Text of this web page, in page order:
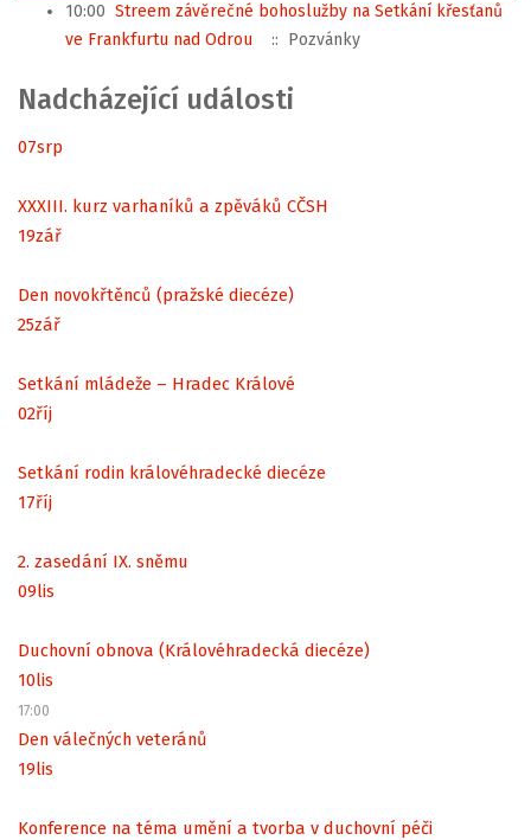
10:00 Streem závěrečné bohoslužby na Setkání křesťanů
ve Frankfurtu nad Odrou
:: Pozvánky
Nadcházející události
07srp
XXXIII. kurz varhaníků a zpěváků CČSH
19zář
Den novokřtěnců (pražské diecéze)
25zář
Setkání mládeže – Hradec Králové
02říj
Setkání rodin královéhradecké diecéze
17říj
2. zasedání IX. sněmu
09lis
Duchovní obnova (Královéhradecká diecéze)
10lis
17:00
Den válečných veteránů
19lis
Konference na téma umění a tvorba v duchovní péči